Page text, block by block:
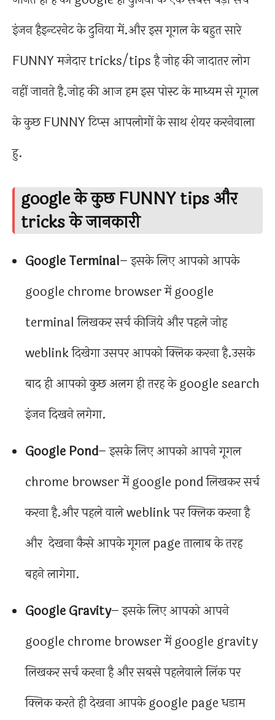
इंजन हैइन्टरनेट के दुनिया में.और इस गूगल के बहुत सारे
FUNNY मजेदार tricks/tips है जोह की जादातर लोग
नहीं जानते है.जोह की आज हम इस पोस्ट के माध्यम से गूगल
के कुछ FUNNY टिप्स आपलोगों के साथ शेयर करनेवाला
हु.
google के कुछ FUNNY tips और
tricks के जानकारी
Google Terminal– इसके लिए आपको आपके
google chrome browser में google
terminal लिखकर सर्च कीजिये और पहले जोह
weblink दिखेगा उसपर आपको क्लिक करना है.उसके
बाद ही आपको कुछ अलग ही तरह के google search
इंजन दिखने लगेगा.
Google Pond– इसके लिए आपको आपने गूगल
chrome browser में google pond लिखकर सर्च
करना है.और पहले वाले weblink पर क्लिक करना है
और देखना कैसे आपके गूगल page तालाब के तरह
बहने लागेगा.
Google Gravity– इसके लिए आपको आपने
google chrome browser में google gravity
लिखकर सर्च करना है और सबसे पहलेवाले लिंक पर
क्लिक करते ही देखना आपके google page धडाम